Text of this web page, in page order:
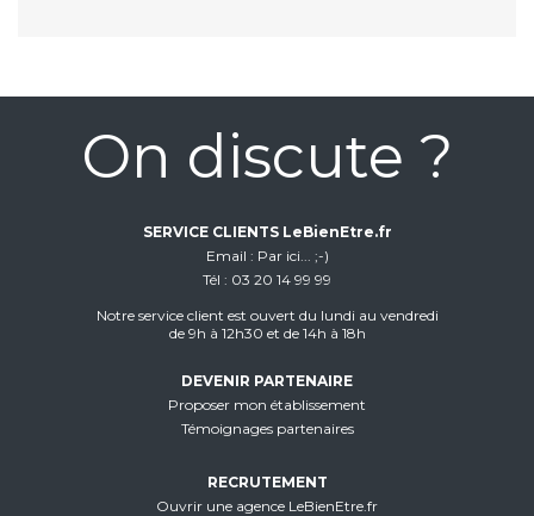
On discute ?
SERVICE CLIENTS LeBienEtre.fr
Email
Par ici... ;-)
Tél
03 20 14 99 99
Notre service client est ouvert du lundi au vendredi
de 9h à 12h30 et de 14h à 18h
DEVENIR PARTENAIRE
Proposer mon établissement
Témoignages partenaires
RECRUTEMENT
Ouvrir une agence LeBienEtre.fr